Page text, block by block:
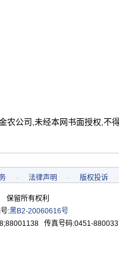
公司,未经本网书面授权,不
- 法律声明 - 版权投诉
留所有权利
:黑B2-20060616号
传真号码:0451-